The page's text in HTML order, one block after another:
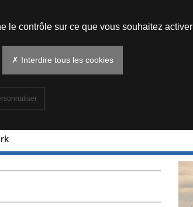
au Danemark
le contrôle sur ce que vous souhaitez activer
✗ Interdire tous les cookies